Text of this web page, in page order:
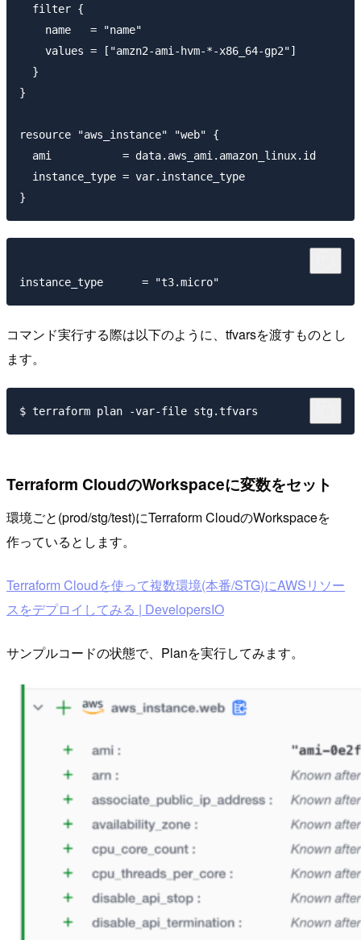
  filter {
    name   = "name"
    values = ["amzn2-ami-hvm-*-x86_64-gp2"]
  }
}
resource "aws_instance" "web" {
  ami           = data.aws_ami.amazon_linux.id
  instance_type = var.instance_type
コマンド実行する際は以下のように、tfvarsを渡すものとし
ます。
Terraform CloudのWorkspaceに変数をセット
環境ごと(prod/stg/test)にTerraform CloudのWorkspaceを
作っているとします。
Terraform Cloudを使って複数環境(本番/STG)にAWSリソー
スをデプロイしてみる | DevelopersIO
サンプルコードの状態で、Planを実行してみます。